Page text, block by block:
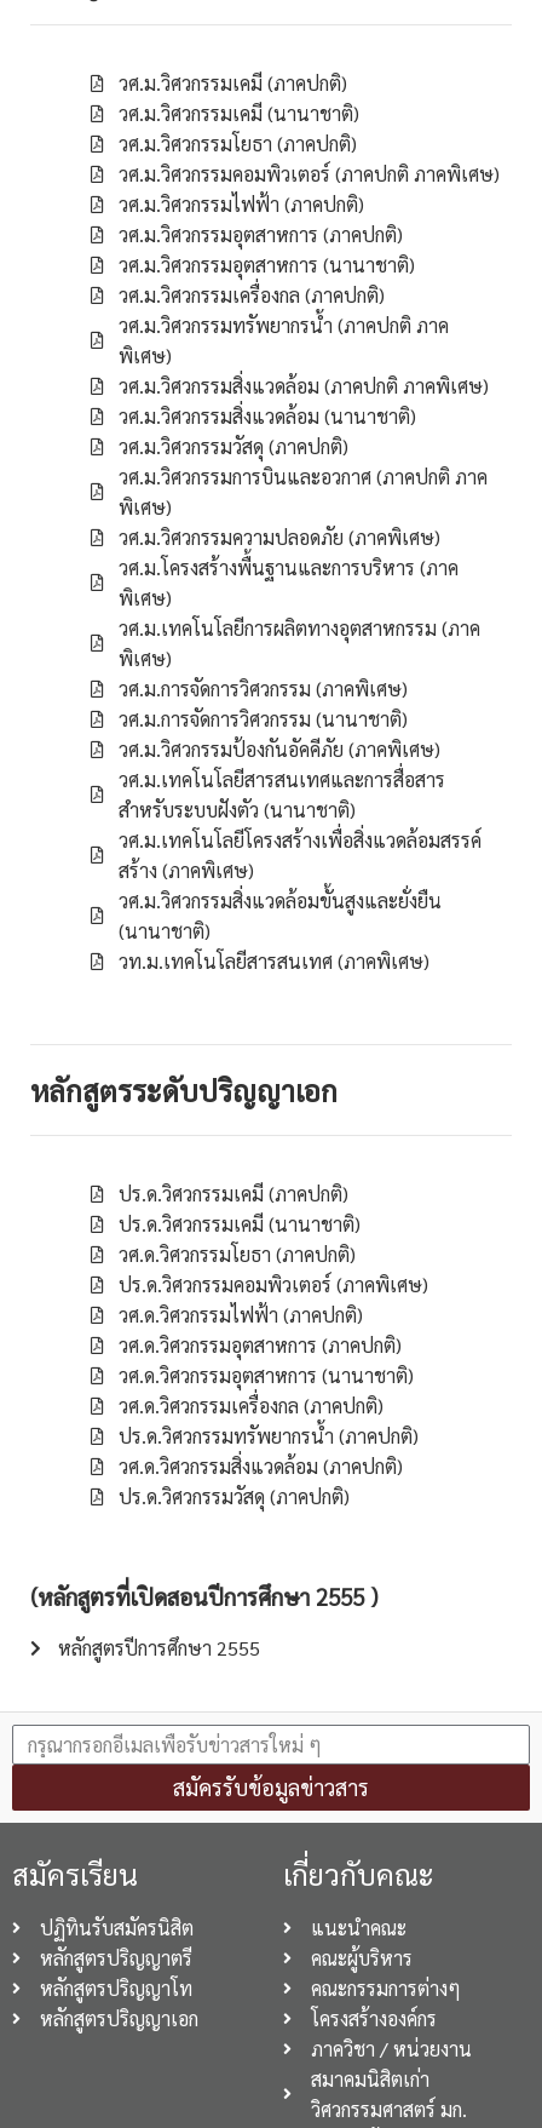
วศ.ม.วิศวกรรมเคมี (ภาคปกติ)
วศ.ม.วิศวกรรมเคมี (นานาชาติ)
วศ.ม.วิศวกรรมโยธา (ภาคปกติ)
วศ.ม.วิศวกรรมคอมพิวเตอร์ (ภาคปกติ ภาคพิเศษ)
วศ.ม.วิศวกรรมไฟฟ้า (ภาคปกติ)
วศ.ม.วิศวกรรมอุตสาหการ (ภาคปกติ)
วศ.ม.วิศวกรรมอุตสาหการ (นานาชาติ)
วศ.ม.วิศวกรรมเครื่องกล (ภาคปกติ)
วศ.ม.วิศวกรรมทรัพยากรน้ำ (ภาคปกติ ภาค
พิเศษ)
วศ.ม.วิศวกรรมสิ่งแวดล้อม (ภาคปกติ ภาคพิเศษ)
วศ.ม.วิศวกรรมสิ่งแวดล้อม (นานาชาติ)
วศ.ม.วิศวกรรมวัสดุ (ภาคปกติ)
วศ.ม.วิศวกรรมการบินและอวกาศ (ภาคปกติ ภาค
พิเศษ)
วศ.ม.วิศวกรรมความปลอดภัย (ภาคพิเศษ)
วศ.ม.โครงสร้างพื้นฐานและการบริหาร (ภาค
พิเศษ)
วศ.ม.เทคโนโลยีการผลิตทางอุตสาหกรรม (ภาค
พิเศษ)
วศ.ม.การจัดการวิศวกรรม (ภาคพิเศษ)
วศ.ม.การจัดการวิศวกรรม (นานาชาติ)
วศ.ม.วิศวกรรมป้องกันอัคคีภัย (ภาคพิเศษ)
วศ.ม.เทคโนโลยีสารสนเทศและการสื่อสาร
สำหรับระบบฝังตัว (นานาชาติ)
วศ.ม.เทคโนโลยีโครงสร้างเพื่อสิ่งแวดล้อมสรรค์
สร้าง (ภาคพิเศษ)
วศ.ม.วิศวกรรมสิ่งแวดล้อมขั้นสูงและยั่งยืน
(นานาชาติ)
วท.ม.เทคโนโลยีสารสนเทศ (ภาคพิเศษ)
หลักสูตรระดับปริญญาเอก
ปร.ด.วิศวกรรมเคมี (ภาคปกติ)
ปร.ด.วิศวกรรมเคมี (นานาชาติ)
วศ.ด.วิศวกรรมโยธา (ภาคปกติ)
ปร.ด.วิศวกรรมคอมพิวเตอร์ (ภาคพิเศษ)
วศ.ด.วิศวกรรมไฟฟ้า (ภาคปกติ)
วศ.ด.วิศวกรรมอุตสาหการ (ภาคปกติ)
วศ.ด.วิศวกรรมอุตสาหการ (นานาชาติ)
วศ.ด.วิศวกรรมเครื่องกล (ภาคปกติ)
ปร.ด.วิศวกรรมทรัพยากรน้ำ (ภาคปกติ)
วศ.ด.วิศวกรรมสิ่งแวดล้อม (ภาคปกติ)
ปร.ด.วิศวกรรมวัสดุ (ภาคปกติ)
(หลักสูตรที่เปิดสอนปีการศึกษา 2555 )
หลักสูตรปีการศึกษา 2555
สมัครรับข้อมูลข่าวสาร
สมัครเรียน
ปฏิทินรับสมัครนิสิต
หลักสูตรปริญญาตรี
หลักสูตรปริญญาโท
หลักสูตรปริญญาเอก
เกี่ยวกับคณะ
แนะนำคณะ
คณะผู้บริหาร
คณะกรรมการต่างๆ
โครงสร้างองค์กร
ภาควิชา / หน่วยงาน
สมาคมนิสิตเก่า
วิศวกรรมศาสตร์ มก.